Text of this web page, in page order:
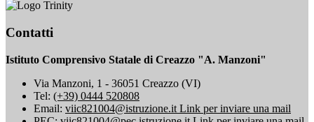
Contatti
Istituto Comprensivo Statale di Creazzo "A. Manzoni"
Via Manzoni, 1 - 36051 Creazzo (VI)
Tel: (+39) 0444 520808
Email: viic821004@istruzione.it Link per inviare una mail